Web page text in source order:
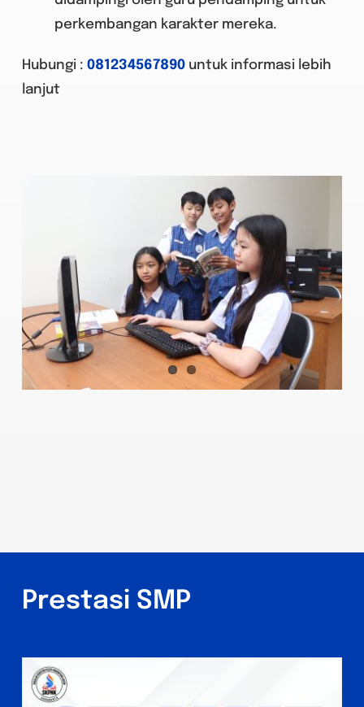
perkembangan karakter mereka.
Hubungi : 081234567890untuk informasi lebih
lanjut
Prestasi SMP